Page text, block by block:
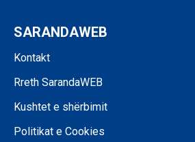
SARANDAWEB
Kontakt
Rreth SarandaWEB
Kushtet e shërbimit
Politikat e Cookies